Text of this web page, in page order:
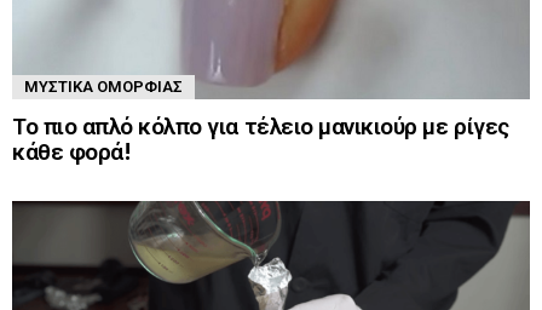
ΜΥΣΤΙΚΆ ΟΜΟΡΦΙΆΣ
Το πιο απλό κόλπο για τέλειο μανικιούρ με ρίγες
κάθε φορά!